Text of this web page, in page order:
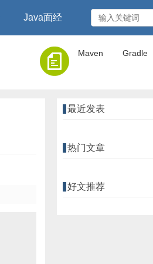
Java面经
Maven Gradle
最近发表
热门文章
好文推荐